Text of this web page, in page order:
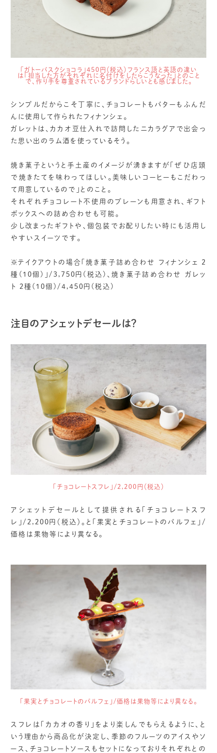
「ガトーバスクショコラ」450円（税込）フランス語と英語の違い
は「担当した方がそれぞれに名付けをしたらこうなった」とのこと
で、作り手を尊重されているブランドらしいとも感じました。
シンプルだからこそ丁寧に、チョコレートもバターもふんだ
んに使用して作られたフィナンシェ。
ガレットは、カカオ豆仕入れで訪問したニカラグアで出会っ
た思い出のラム酒を使っているそう。
焼き菓子というと手土産のイメージが湧きますが「ぜひ店頭
で焼きたてを味わってほしい。美味しいコーヒーもこだわっ
て用意しているので」とのこと。
それぞれチョコレート不使用のプレーンも用意され、ギフト
ボックスへの詰め合わせも可能。
少し改まったギフトや、個包装でお配りしたい時にも活用し
やすいスイーツです。
※テイクアウトの場合「焼き菓子詰め合わせ フィナンシェ 2
種(10個)」/3,750円(税込)、焼き菓子詰め合わせ ガレッ
ト 2種(10個)/4,450円(税込)
注目のアシェットデセールは？
「チョコレートスフレ」/2,200円（税込）
アシェットデセールとして提供される「チョコレートスフ
レ」/2,200円（税込）。と「果実とチョコレートのパルフェ」/
価格は果物等により異なる。
「果実とチョコレートのパルフェ」/価格は果物等により異なる。
スフレは「カカオの香り」をより楽しんでもらえるように、と
いう理由から商品化が決定し、季節のフルーツのアイスやソ
ース、チョコレートソースもセットになっておりそれぞれとの